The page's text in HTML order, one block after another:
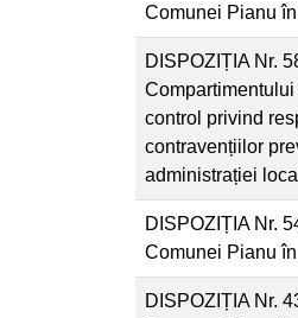
Comunei Pianu
DISPOZIȚIA Nr.
control privind
contravențiilor
administrației
DISPOZIȚIA Nr.
Comunei Pianu
DISPOZIȚIA Nr.